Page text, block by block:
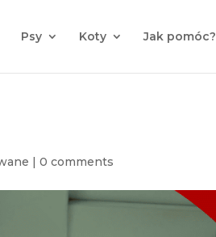
Psy Koty Jak pomóc?
|0 comments